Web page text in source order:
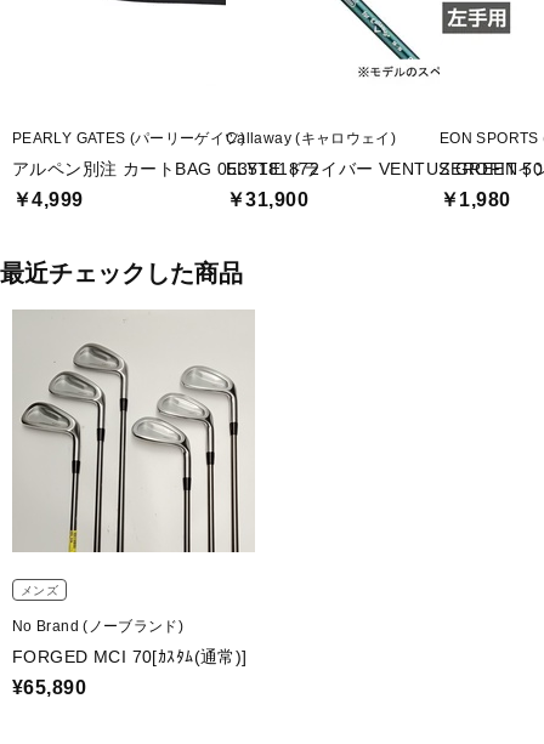
PEARLY GATES (パーリーゲイツ)
アルペン別注 カートBAG 0535181872
￥4,999
Callaway (キャロウェイ)
ELYTE ドライバー VENTUS GREEN
￥31,900
EON
ZEROFITイ
￥1,980
最近チェックした商品
メンズ
No Brand (ノーブランド)
FORGED MCI 70[ｶｽﾀﾑ(通常)]
¥65,890